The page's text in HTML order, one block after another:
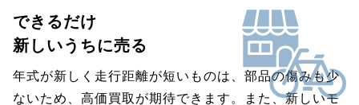
できるだけ
新しいうちに売る
年式が新しく走行距離が短いものは、部品の傷みも少
ないため、高価買取が期待できます。また、新しいモ